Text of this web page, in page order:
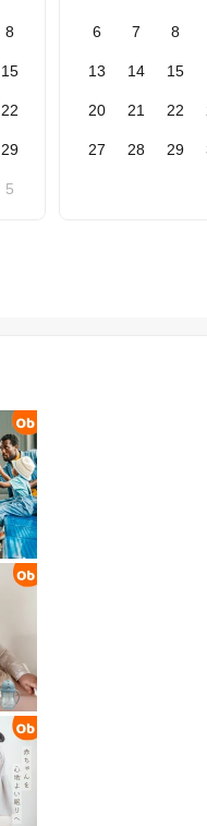
8
15
22
29
5
6 7 8
13 14 15
20 21 22
27 28 29